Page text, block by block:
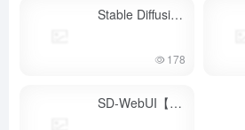
Stable Diffusion WebUI
178
SD-WebUI【秋叶整合包合集】